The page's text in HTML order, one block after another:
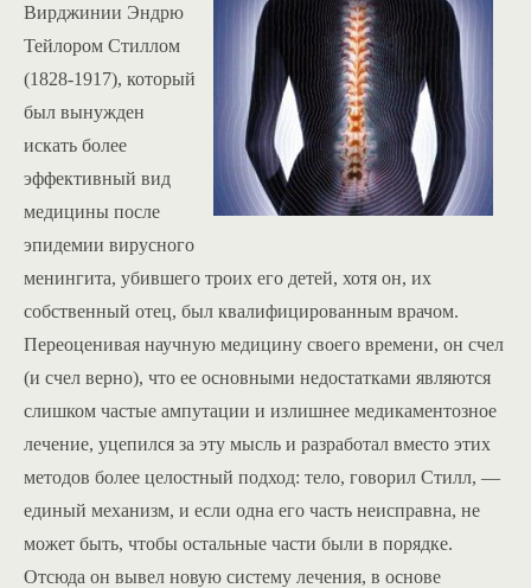
Вирджинии Эндрю
Тейлором Стиллом
(1828-1917), который
был вынужден
искать более
эффективный вид
медицины после
эпидемии вирусного
менингита, убившего троих его детей, хотя он, их
собственный отец, был квалифицированным врачом.
Переоценивая научную медицину своего времени, он счел
(и счел верно), что ее основными недостатками являются
слишком частые ампутации и излишнее медикаментозное
лечение, уцепился за эту мысль и разработал вместо этих
методов более целостный подход: тело, говорил Стилл, —
единый механизм, и если одна его часть неисправна, не
может быть, чтобы остальные части были в порядке.
Отсюда он вывел новую систему лечения, в основе